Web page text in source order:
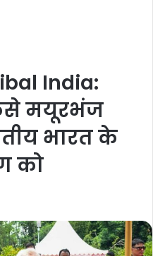
India:
मयूरभंज
भारत के
को